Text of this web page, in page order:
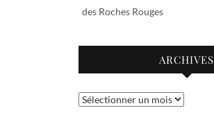
des Roches Rouges
ARCHIVES
Archives